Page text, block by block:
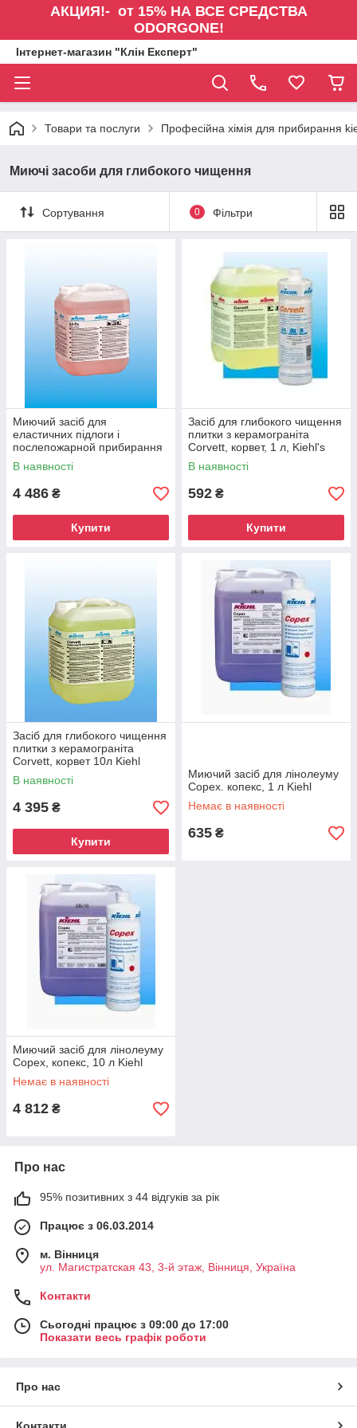
АКЦИЯ!- от 15% НА ВСЕ СРЕДСТВА
ODORGONE!
Інтернет-магазин "Клін Експерт"
Товари та послуги Професійна хімія для прибирання
Миючі засоби для глибокого чищення
Сортування 0 Фільтри
Миючий засіб для
еластичних підлоги і
послепожарной прибирання
Li-Ex, Лі-Єкс, 10 л, Kiehl's
В наявності
4 486 ₴
Купити
Засіб для глибокого чищення
плитки з керамограніта
Corvett, корвет, 1 л, Kiehl's
В наявності
592 ₴
Купити
Засіб для глибокого чищення
плитки з керамограніта
Corvett, корвет 10л Kiehl
В наявності
4 395 ₴
Купити
Миючий засіб для лінолеуму
Copex. копекс, 1 л Kiehl
Немає в наявності
635 ₴
Миючий засіб для лінолеуму
Copex, копекс, 10 л Kiehl
Немає в наявності
4 812 ₴
Про нас
95% позитивних з 44 відгуків за рік
Працює з 06.03.2014
м. Вінниця
ул. Магистратская 43, 3-й этаж, Вінниця, Україна
Контакти
Сьогодні працює з 09:00 до 17:00
Показати весь графік роботи
Про нас